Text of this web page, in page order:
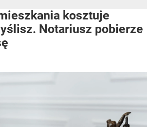
kosztuje
Notariusz pobierze